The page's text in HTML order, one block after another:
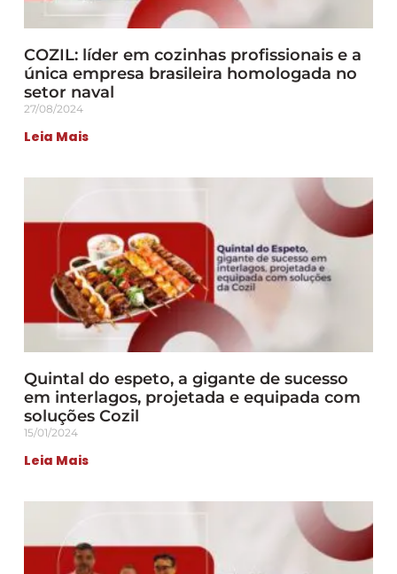
COZIL: líder em cozinhas profissionais e a
única empresa brasileira homologada no
setor naval
27/08/2024
Leia Mais
Quintal do espeto, a gigante de sucesso
em interlagos, projetada e equipada com
soluções Cozil
15/01/2024
Leia Mais